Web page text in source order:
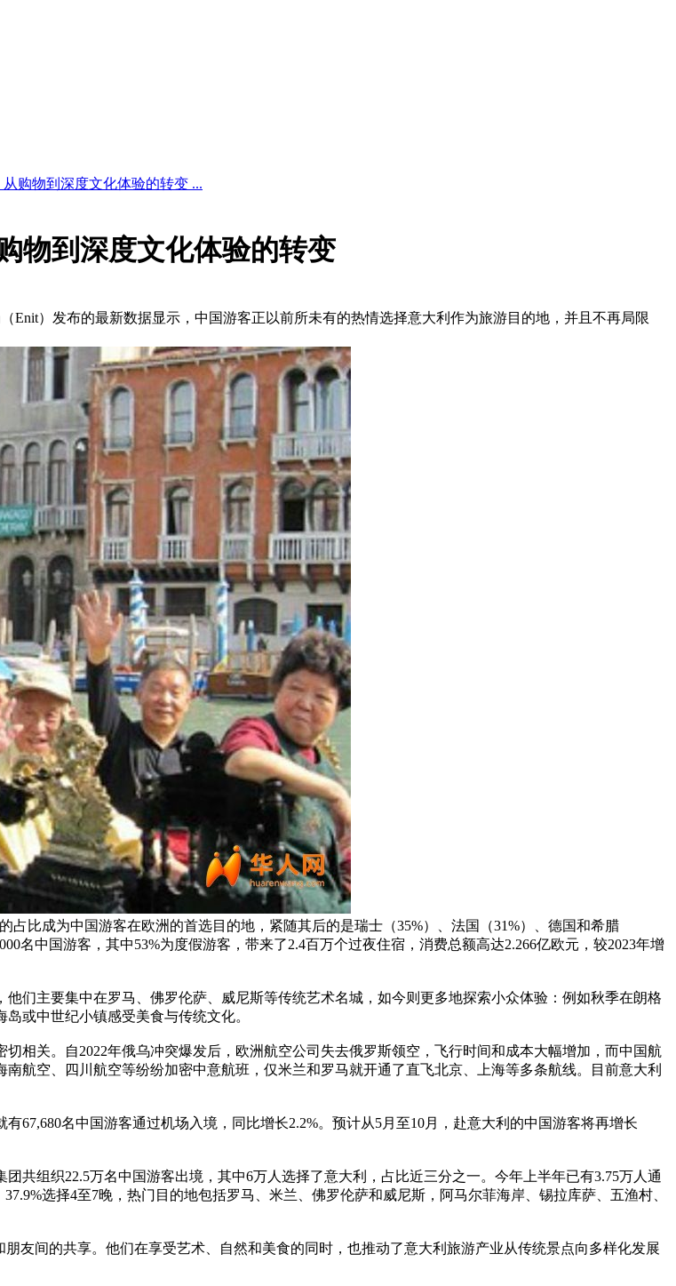
购物到深度文化体验的转变 ...
物到深度文化体验的转变
Enit）发布的最新数据显示，中国游客正以前所未有的热情选择意大利作为旅游目的地，并且不再局限
占比成为中国游客在欧洲的首选目的地，紧随其后的是瑞士（35%）、法国（31%）、德国和希腊
名中国游客，其中53%为度假游客，带来了2.4百万个过夜住宿，消费总额高达2.266亿欧元，较2023年增
们主要集中在罗马、佛罗伦萨、威尼斯等传统艺术名城，如今则更多地探索小众体验：例如秋季在朗格
或中世纪小镇感受美食与传统文化。
相关。自2022年俄乌冲突爆发后，欧洲航空公司失去俄罗斯领空，飞行时间和成本大幅增加，而中国航
航空、四川航空等纷纷加密中意航班，仅米兰和罗马就开通了直飞北京、上海等多条航线。目前意大利
67,680名中国游客通过机场入境，同比增长2.2%。预计从5月至10月，赴意大利的中国游客将再增长
共组织22.5万名中国游客出境，其中6万人选择了意大利，占比近三分之一。今年上半年已有3.75万人通
选择4至7晚，热门目的地包括罗马、米兰、佛罗伦萨和威尼斯，阿马尔菲海岸、锡拉库萨、五渔村、
友间的共享。他们在享受艺术、自然和美食的同时，也推动了意大利旅游产业从传统景点向多样化发展